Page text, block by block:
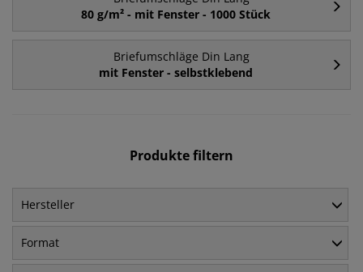
80 g/m² - mit Fenster - 1000 Stück
Briefumschläge Din Lang
mit Fenster - selbstklebend
Produkte filtern
Hersteller
Format